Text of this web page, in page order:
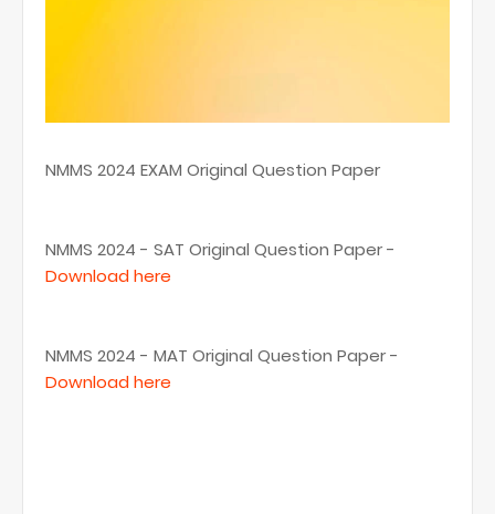
NMMS 2024 EXAM Original Question Paper
NMMS 2024 - SAT Original Question Paper -
Download here
NMMS 2024 - MAT Original Question Paper -
Download here